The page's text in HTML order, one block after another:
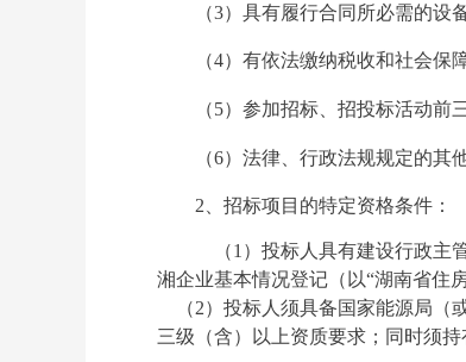
（3）具有履行合同所必需的设
（4）有依法缴纳税收和社会保
（5）参加招标、招投标活动前
（6）法律、行政法规规定的其
2、招标项目的特定资格条件：
（1）投标人具有建设行政主
湘企业基本情况登记（以“湖南省住
（2）投标人须具备国家能源局（
三级（含）以上资质要求；同时须